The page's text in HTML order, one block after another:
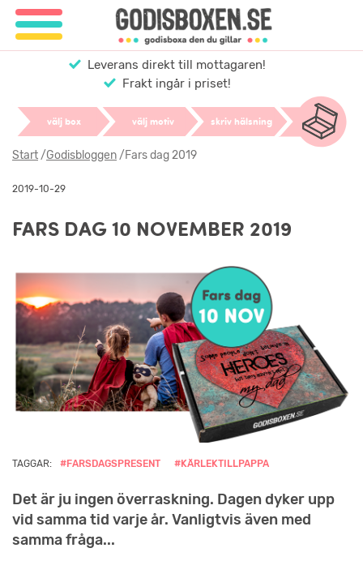
Leverans direkt till mottagaren!
Frakt ingår i priset!
välj box välj motiv skriv hälsning
Start/Godisbloggen/Fars dag 2019
2019-10-29
FARS DAG 10 NOVEMBER 2019
TAGGAR: #FARSDAGSPRESENT #KÄRLEKTILLPAPPA
Det är ju ingen överraskning. Dagen dyker upp
vid samma tid varje år. Vanligtvis även med
samma fråga...